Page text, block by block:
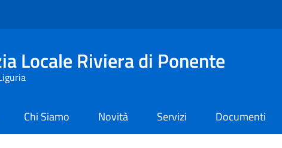
Locale Riviera di Ponente
Chi Siamo Novità Servizi Documenti